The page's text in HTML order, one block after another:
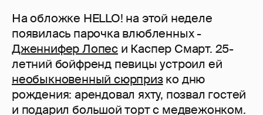
На обложке HELLO! на этой неделе
появилась парочка влюбленных -
Дженнифер Лопес и Каспер Смарт. 25-
летний бойфренд певицы устроил ей
необыкновенный сюрпризко дню
рождения: арендовал яхту, позвал гостей
и подарил большой торт с медвежонком.